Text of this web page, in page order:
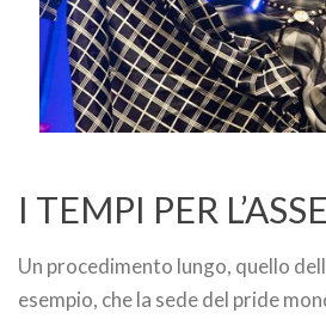
I TEMPI PER
Un procedimento lungo, quello
esempio, che la sede del pride